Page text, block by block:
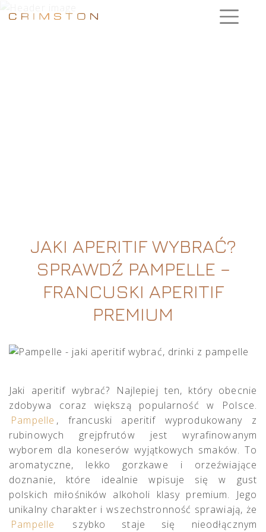
JAKI APERITIF WYBRAĆ?
SPRAWDŹ PAMPELLE –
FRANCUSKI APERITIF
PREMIUM
Jaki aperitif wybrać? Najlepiej ten, który obecnie
zdobywa coraz większą popularność w Polsce.
Pampelle , francuski aperitif wyprodukowany z
rubinowych grejpfrutów jest wyrafinowanym
wyborem dla koneserów wyjątkowych smaków. To
aromatyczne, lekko gorzkawe i orzeźwiające
doznanie, które idealnie wpisuje się w gust
polskich miłośników alkoholi klasy premium. Jego
unikalny charakter i wszechstronność sprawiają, że
Pampelle
szybko staje się nieodłącznym